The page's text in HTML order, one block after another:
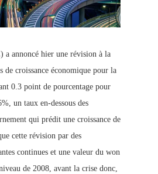
a annoncé hier une révision à la
de croissance économique pour la
0.3 point de pourcentage pour
un taux en-dessous des
qui prédit une croissance de
cette révision par des
continues et une valeur du won
de 2008, avant la crise donc,